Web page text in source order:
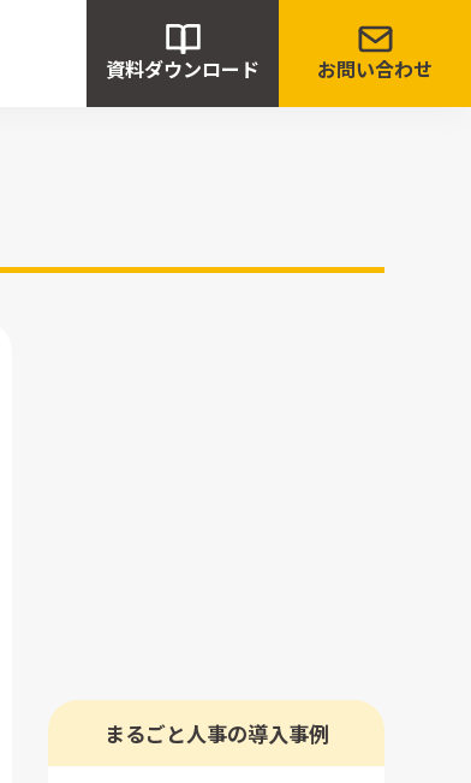
資料ダウンロード お問い合わせ
まるごと人事の導入事例